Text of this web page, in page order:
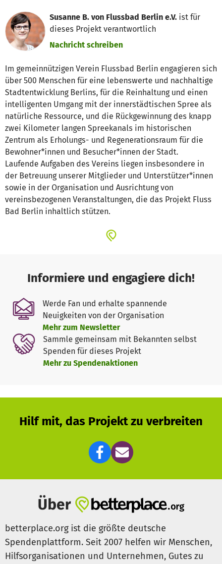
Susanne B. von Flussbad Berlin e.V. ist für
dieses Projekt verantwortlich
Nachricht schreiben
Im gemeinnützigen Verein Flussbad Berlin engagieren sich
über 500 Menschen für eine lebenswerte und nachhaltige
Stadtentwicklung Berlins, für die Reinhaltung und einen
intelligenten Umgang mit der innerstädtischen Spree als
natürliche Ressource, und die Rückgewinnung des knapp
zwei Kilometer langen Spreekanals im historischen
Zentrum als Erholungs- und Regenerationsraum für die
Bewohner*innen und Besucher*innen der Stadt.
Laufende Aufgaben des Vereins liegen insbesondere in
der Betreuung unserer Mitglieder und Unterstützer*innen
sowie in der Organisation und Ausrichtung von
vereinsbezogenen Veranstaltungen, die das Projekt Fluss
Bad Berlin inhaltlich stützen.
Informiere und engagiere dich!
Werde Fan und erhalte spannende
Neuigkeiten von der Organisation
Mehr zum Newsletter
Sammle gemeinsam mit Bekannten selbst
Spenden für dieses Projekt
Mehr zu Spendenaktionen
Hilf mit, das Projekt zu verbreiten
Über
betterplace.org ist die größte deutsche
Spendenplattform. Seit 2007 helfen wir Menschen,
Hilfsorganisationen und Unternehmen, Gutes zu